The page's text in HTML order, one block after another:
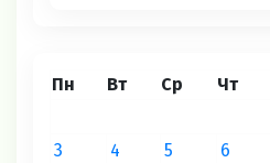
Пн Вт Ср Чт
3
4 5 6